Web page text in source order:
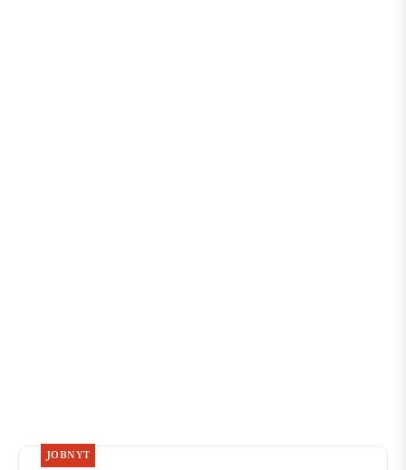
JOBNYT